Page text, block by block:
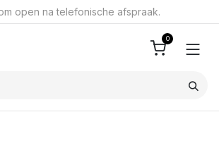
open na telefonische afspraak.
0